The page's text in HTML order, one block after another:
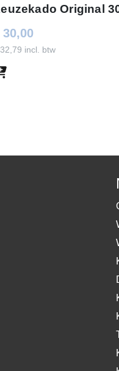
Original
30,00
incl. btw